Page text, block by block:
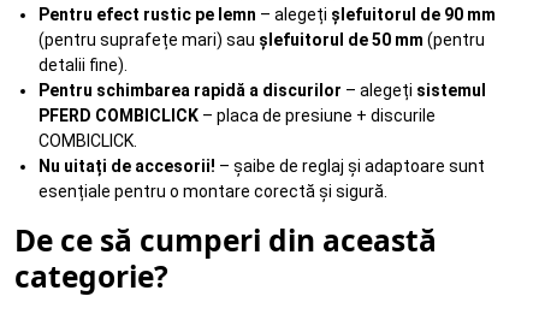
Pentru efect rustic pe lemn – alegeți șlefuitorul de 90 mm
(pentru suprafețe mari) sau șlefuitorul de 50 mm (pentru
detalii fine).
Pentru schimbarea rapidă a discurilor – alegeți sistemul
PFERD COMBICLICK – placa de presiune + discurile
COMBICLICK.
Nu uitați de accesorii! – șaibe de reglaj și adaptoare sunt
esențiale pentru o montare corectă și sigură.
De ce să cumperi din această
categorie?